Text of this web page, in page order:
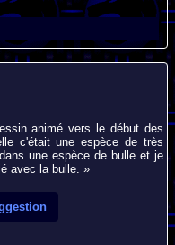
animé vers le début des
c'était une espèce de très
une espèce de bulle et je
avec la bulle. »